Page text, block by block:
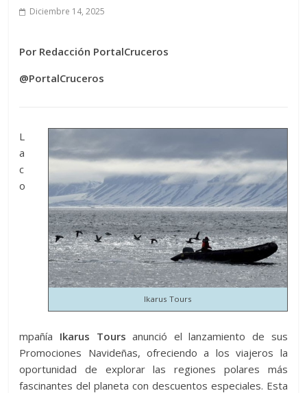
Diciembre 14, 2025
Por Redacción PortalCruceros
@PortalCruceros
Ikarus Tours
L
a
c
o
mpañía Ikarus Tours anunció el lanzamiento de sus
Promociones Navideñas, ofreciendo a los viajeros la
oportunidad de explorar las regiones polares más
fascinantes del planeta con descuentos especiales. Esta